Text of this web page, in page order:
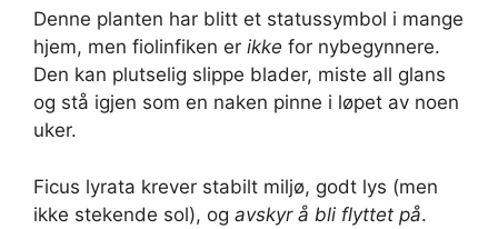
Denne planten har blitt et statussymbol i mange
hjem, men fiolinfiken er ikke for nybegynnere.
Den kan plutselig slippe blader, miste all glans
og stå igjen som en naken pinne i løpet av noen
uker.
Ficus lyrata krever stabilt miljø, godt lys (men
ikke stekende sol), og avskyr å bli flyttet på.